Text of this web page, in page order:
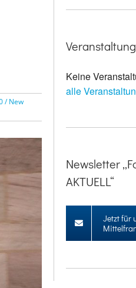
/ New
Keine
alle
Newsletter
AKTUELL“
Jetzt für